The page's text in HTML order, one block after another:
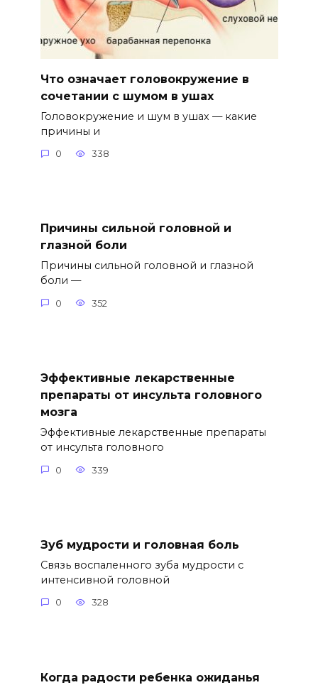
Что означает головокружение в
сочетании с шумом в ушах
Головокружение и шум в ушах — какие
причины и
0 338
Причины сильной головной и
глазной боли
Причины сильной головной и глазной
боли —
0 352
Эффективные лекарственные
препараты от инсульта головного
мозга
Эффективные лекарственные препараты
от инсульта головного
0 339
Зуб мудрости и головная боль
Связь воспаленного зуба мудрости с
интенсивной головной
0 328
Когда радости ребенка ожиданья